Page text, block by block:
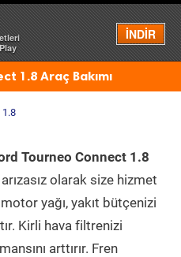
İNDİR
Menü
1.8 Araç Bakımı
1.8
Tourneo Connect 1.8
olarak size hizmet
yağı, yakıt bütçenizi
Kirli hava filtrenizi
arttırır. Fren